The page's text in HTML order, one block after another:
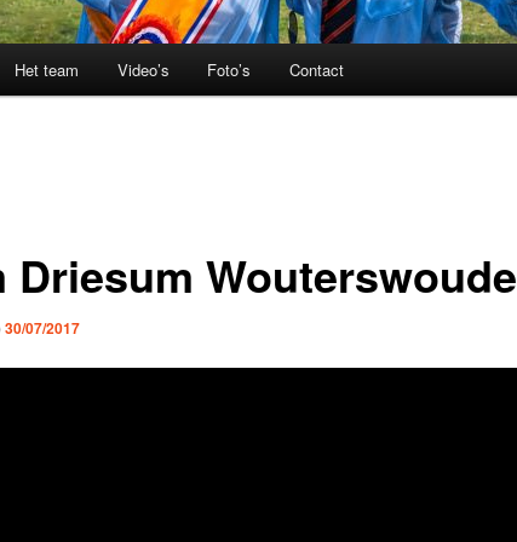
Het team Video’s Foto’s Contact
Driesum Wouterswoude
30/07/2017